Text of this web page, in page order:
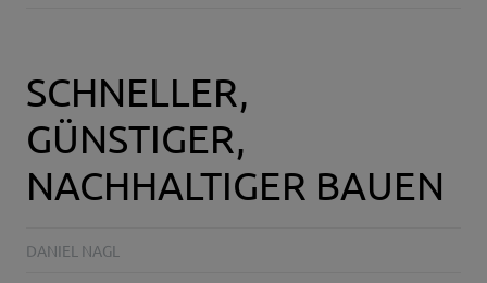
SCHNELLER,
GÜNSTIGER,
NACHHALTIGER BAUEN
DANIEL NAGL